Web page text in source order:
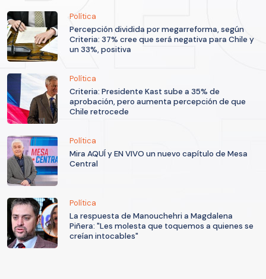
Política
Percepción dividida por megarreforma, según
Criteria: 37% cree que será negativa para Chile y
un 33%, positiva
Política
Criteria: Presidente Kast sube a 35% de
aprobación, pero aumenta percepción de que
Chile retrocede
Política
Mira AQUÍ y EN VIVO un nuevo capítulo de Mesa
Central
Política
La respuesta de Manouchehri a Magdalena
Piñera: "Les molesta que toquemos a quienes se
creían intocables"